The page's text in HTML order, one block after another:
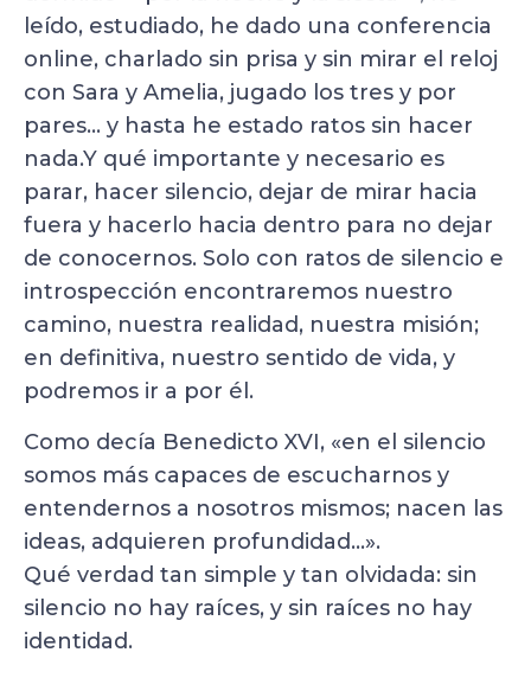
leído, estudiado, he dado una conferencia
online, charlado sin prisa y sin mirar el reloj
con Sara y Amelia, jugado los tres y por
pares… y hasta he estado ratos sin hacer
nada.Y qué importante y necesario es
parar, hacer silencio, dejar de mirar hacia
fuera y hacerlo hacia dentro para no dejar
de conocernos. Solo con ratos de silencio e
introspección encontraremos nuestro
camino, nuestra realidad, nuestra misión;
en definitiva, nuestro sentido de vida, y
podremos ir a por él.
Como decía Benedicto XVI, «en el silencio
somos más capaces de escucharnos y
entendernos a nosotros mismos; nacen las
ideas, adquieren profundidad…».
Qué verdad tan simple y tan olvidada: sin
silencio no hay raíces, y sin raíces no hay
identidad.